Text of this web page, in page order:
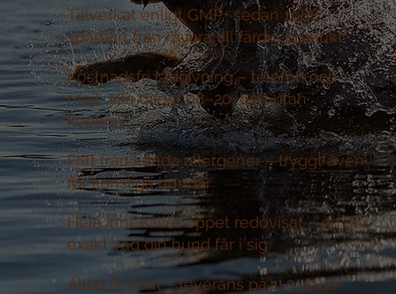
Tillverkat enligt GMP+ sedan 1986 –
spårbart från råvara till färdig produkt
Kostnadsfri rådgivning –telefon och
mejl, alla dagar 08–20, helt utan
köpkrav
Fritt från kända allergener –tryggt även
för känsliga hundar
Hela innehållet öppet redovisat –du ser
exakt vad din hund får i sig
Alltid fri frakt –leverans på 1–3 dagar